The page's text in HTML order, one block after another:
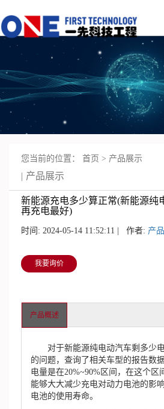
您当前的位置： 首页 > 产品展示
产品展示
新能源充电多少算正常(新能源纯
再充电最好)
时间: 2024-05-14 11:52:11 | 作者: 产
我要询价
产品概述
对于新能源纯电动汽车剩多少电
的问题，查询了相关车型的报告数
电量是在20%~90%区间，在这个区
能够大大减少充电对动力电池的影
电池的使用寿命。